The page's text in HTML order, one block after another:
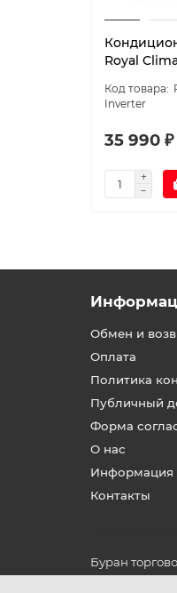
Royal
Inverter
35 990 ₽
Обмен и
Оплата
Политика
Публичный
Форма
О нас
Информация
Контакты
Буран
не является